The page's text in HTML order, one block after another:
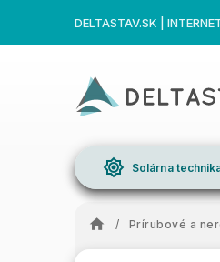
DELTASTAV.SK |
brightness_high Solárna
/ Prírubové a